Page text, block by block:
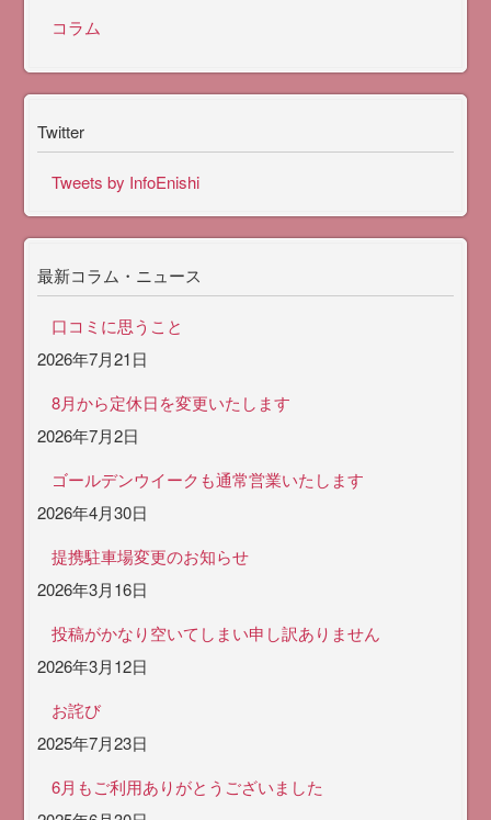
コラム
Twitter
Tweets by InfoEnishi
最新コラム・ニュース
口コミに思うこと
2026年7月21日
8月から定休日を変更いたします
2026年7月2日
ゴールデンウイークも通常営業いたします
2026年4月30日
提携駐車場変更のお知らせ
2026年3月16日
投稿がかなり空いてしまい申し訳ありません
2026年3月12日
お詫び
2025年7月23日
6月もご利用ありがとうございました